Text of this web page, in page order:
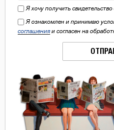
Я хочу получить
Я ознакомлен и принимаю
соглашения и согласен на